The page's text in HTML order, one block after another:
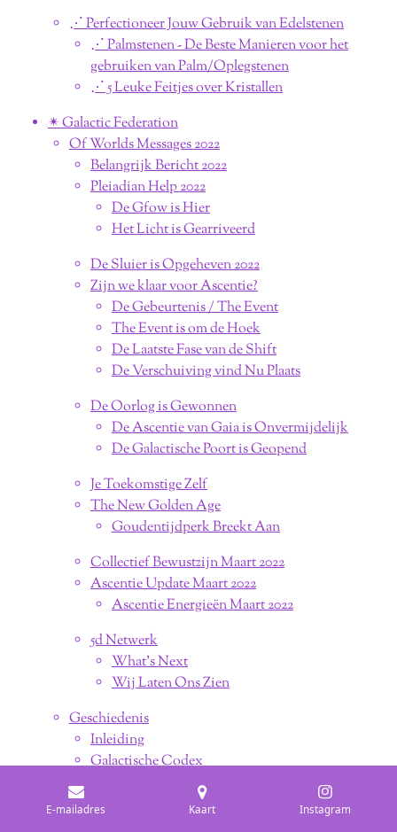
⋰ Perfectioneer Jouw Gebruik van Edelstenen
⋰ Palmstenen - De Beste Manieren voor het
gebruiken van Palm/Oplegstenen
⋰ 5 Leuke Feitjes over Kristallen
✴︎ Galactic Federation
Of Worlds Messages 2022
Belangrijk Bericht 2022
Pleiadian Help 2022
De Gfow is Hier
Het Licht is Gearriveerd
De Sluier is Opgeheven 2022
Zijn we klaar voor Ascentie?
De Gebeurtenis / The Event
The Event is om de Hoek
De Laatste Fase van de Shift
De Verschuiving vind Nu Plaats
De Oorlog is Gewonnen
De Ascentie van Gaia is Onvermijdelijk
De Galactische Poort is Geopend
Je Toekomstige Zelf
The New Golden Age
Goudentijdperk Breekt Aan
Collectief Bewustzijn Maart 2022
Ascentie Update Maart 2022
Ascentie Energieën Maart 2022
5d Netwerk
What's Next
Wij Laten Ons Zien
Geschiedenis
Inleiding
Galactische Codex
Evolueren - Galactische Beschavingen
De 3 Grote Experimenten van de Aarde
E-mailadres Kaart Instagram